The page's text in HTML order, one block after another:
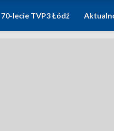
70-lecie TVP3 Łódź